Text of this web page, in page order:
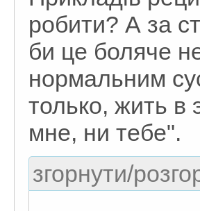
робити? А за
би це боляче
нормальним
только, жить в
мне, ни тебе".
згорнути/